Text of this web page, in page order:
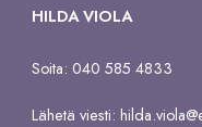
HILDA VIOLA
Soita: 040 585 4833
Lähetä viesti: